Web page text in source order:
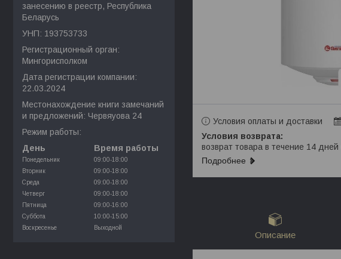
Условия оплаты и доставки
возврат товара в течение 14 дней
Подробнее
Описание
занесению в реестр, Республика
Беларусь
УНП: 193753733
Регистрационный орган:
Мингорисполком
Дата регистрации компании:
22.03.2024
Местонахождение книги замечаний
и предложений: Червяуова 24
Режим работы:
День
Время работы
Понедельник
09:00-18:00
Вторник
09:00-18:00
Среда
09:00-18:00
Четверг
09:00-18:00
Пятница
09:00-16:00
Суббота
10:00-15:00
Воскресенье
Выходной